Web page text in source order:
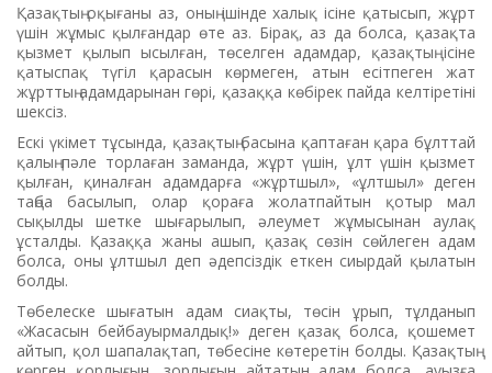
Қазақтың оқығаны аз, оның ішінде халық ісіне қатысып, жұрт
үшін жұмыс қылғандар өте аз. Бірақ, аз да болса, қазақта
қызмет қылып ысылған, төселген адамдар, қазақтың ісіне
қатыспақ түгіл қарасын көрмеген, атын есітпеген жат
жұрттың адамдарынан гөрі, қазаққа көбірек пайда келтіретіні
шексіз.
Ескі үкімет тұсында, қазақтың басына қаптаған қара бұлттай
қалың пәле торлаған заманда, жұрт үшін, ұлт үшін қызмет
қылған, қиналған адамдарға «жұртшыл», «ұлтшыл» деген
таңба басылып, олар қораға жолатпайтын қотыр мал
сықылды шетке шығарылып, әлеумет жұмысынан аулақ
ұсталды. Қазаққа жаны ашып, қазақ сөзін сөйлеген адам
болса, оны ұлтшыл деп әдепсіздік еткен сиырдай қылатын
болды.
Төбелеске шығатын адам сиақты, төсін ұрып, тұлданып
«Жасасын бейбауырмалдық!» деген қазақ болса, қошемет
айтып, қол шапалақтап, төбесіне көтеретін болды. Қазақтың